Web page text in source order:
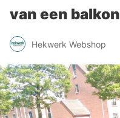
van een balkon
Hekwerk Webshop